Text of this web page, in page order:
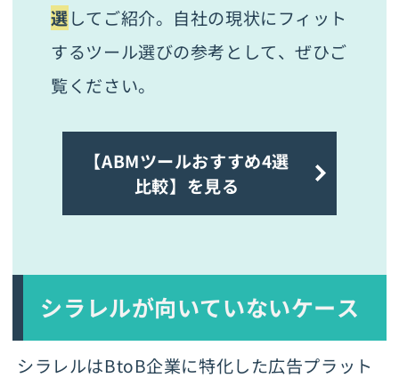
選してご紹介。自社の現状にフィット
するツール選びの参考として、ぜひご
覧ください。
【ABMツールおすすめ4選
比較】を見る
シラレルが向いていないケース
シラレルはBtoB企業に特化した広告プラット